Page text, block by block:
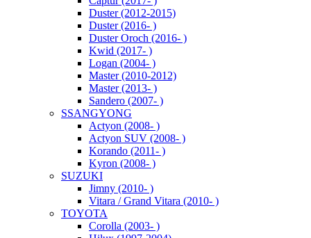
Duster (2012-2015)
Duster (2016- )
Duster Oroch (2016- )
Kwid (2017- )
Logan (2004- )
Master (2010-2012)
Master (2013- )
Sandero (2007- )
SSANGYONG
Actyon (2008- )
Actyon SUV (2008- )
Korando (2011- )
Kyron (2008- )
SUZUKI
Jimny (2010- )
Vitara / Grand Vitara (2010- )
TOYOTA
Corolla (2003- )